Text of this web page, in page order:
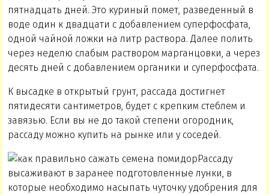
пятнадцать дней. Это куриный помет, разведенный в
воде один к двадцати с добавлением суперфосфата,
одной чайной ложки на литр раствора. Далее полить
через неделю слабым раствором марганцовки, а через
десять дней с добавлением органики и суперфосфата.
К высадке в открытый грунт, рассада достигнет
пятидесяти сантиметров, будет с крепким стеблем и
завязью. Если вы не до такой степени огородник,
рассаду можно купить на рынке или у соседей.
Рассаду
высаживают в заранее подготовленные лунки, в
которые необходимо насыпать чуточку удобрения для